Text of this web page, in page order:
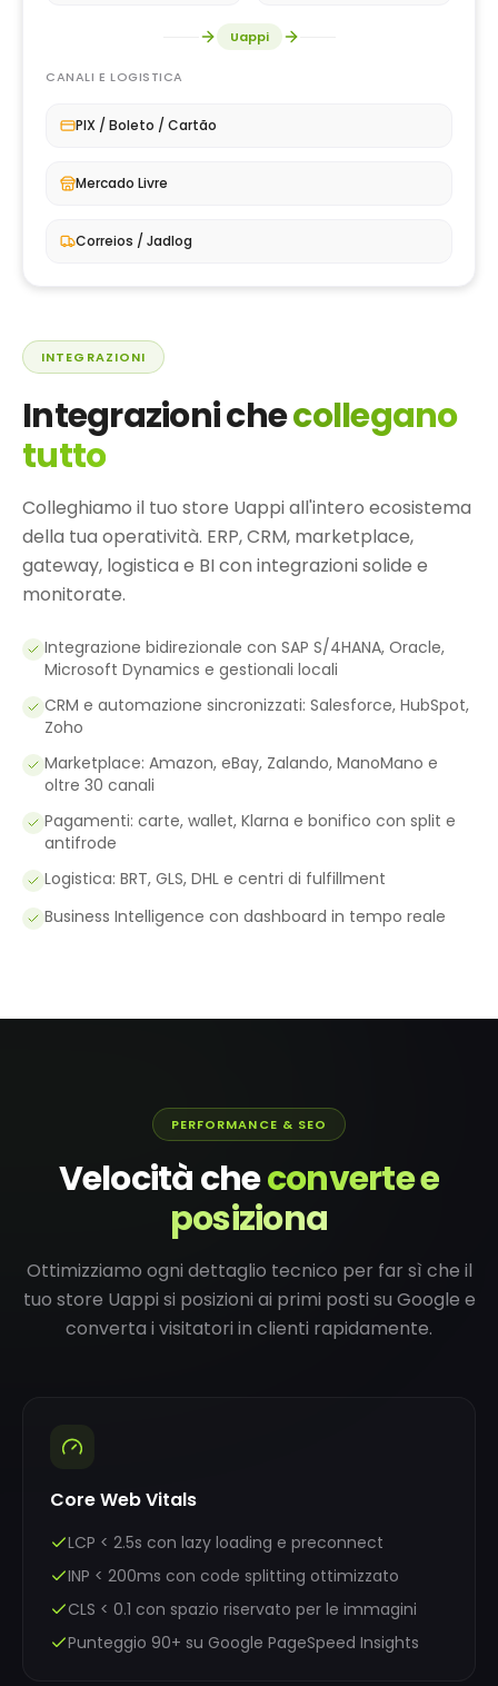
Uappi
CANALI E LOGISTICA
PIX / Boleto / Cartão
Mercado Livre
Correios / Jadlog
INTEGRAZIONI
Integrazioni checollegano
tutto
Colleghiamo il tuo store Uappi all'intero ecosistema
della tua operatività. ERP, CRM, marketplace,
gateway, logistica e BI con integrazioni solide e
monitorate.
Integrazione bidirezionale con SAP S/4HANA, Oracle,
Microsoft Dynamics e gestionali locali
CRM e automazione sincronizzati: Salesforce, HubSpot,
Zoho
Marketplace: Amazon, eBay, Zalando, ManoMano e
oltre 30 canali
Pagamenti: carte, wallet, Klarna e bonifico con split e
antifrode
Logistica: BRT, GLS, DHL e centri di fulfillment
Business Intelligence con dashboard in tempo reale
PERFORMANCE & SEO
Velocità checonverte e
posiziona
Ottimizziamo ogni dettaglio tecnico per far sì che il
tuo store Uappi si posizioni ai primi posti su Google e
converta i visitatori in clienti rapidamente.
Core Web Vitals
LCP < 2.5s con lazy loading e preconnect
INP < 200ms con code splitting ottimizzato
CLS < 0.1 con spazio riservato per le immagini
Punteggio 90+ su Google PageSpeed Insights